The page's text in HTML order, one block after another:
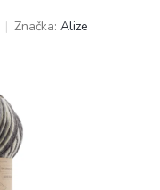
Značka: Alize